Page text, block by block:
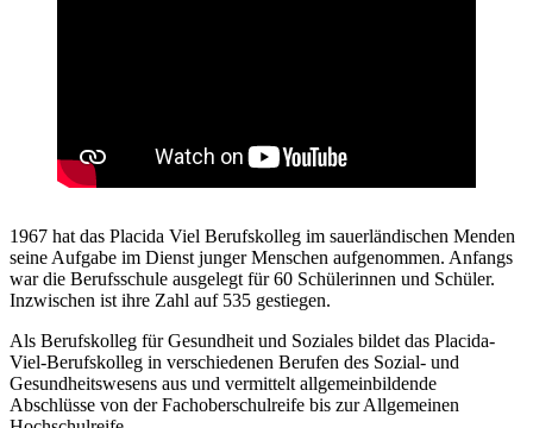
1967 hat das Placida Viel Berufskolleg im sauerländischen Menden
seine Aufgabe im Dienst junger Menschen aufgenommen. Anfangs
war die Berufsschule ausgelegt für 60 Schülerinnen und Schüler.
Inzwischen ist ihre Zahl auf 535 gestiegen.
Als Berufskolleg für Gesundheit und Soziales bildet das Placida-
Viel-Berufskolleg in verschiedenen Berufen des Sozial- und
Gesundheitswesens aus und vermittelt allgemeinbildende
Abschlüsse von der Fachoberschulreife bis zur Allgemeinen